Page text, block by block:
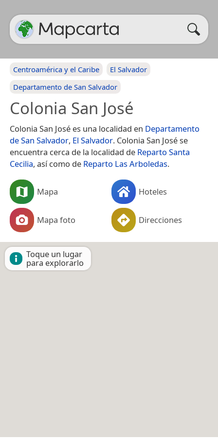
Centroamérica y el Caribe
El Salvador
Departamento de San Salvador
Colonia San José
Colonia San José es una localidad en Departamento
de San Salvador, El Salvador. Colonia San José se
encuentra cerca de la localidad de Reparto Santa
Cecilia, así como de Reparto Las Arboledas.
Mapa Hoteles
Mapa foto Direcciones
Toque un lugar
para explorarlo